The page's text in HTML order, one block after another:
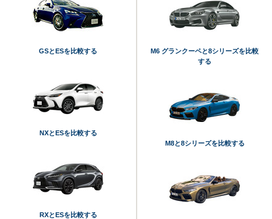
GSとESを比較する
NXとESを比較する
RXとESを比較する
M6 グランクーペと8シリーズを比較
する
M8と8シリーズを比較する